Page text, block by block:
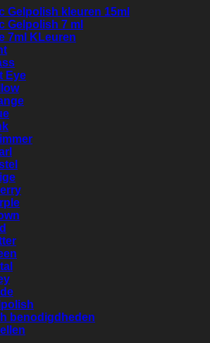
Gelpolish kleuren 15ml
Gelpolish 7 ml
7ml KLeuren
Eye
benodigdheden